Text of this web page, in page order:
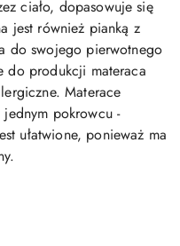
ciało, dopasowuje się
jest również pianką z
do swojego pierwotnego
do produkcji materaca
Materace
pokrowcu -
ułatwione, ponieważ ma